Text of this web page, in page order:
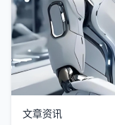
文章资讯